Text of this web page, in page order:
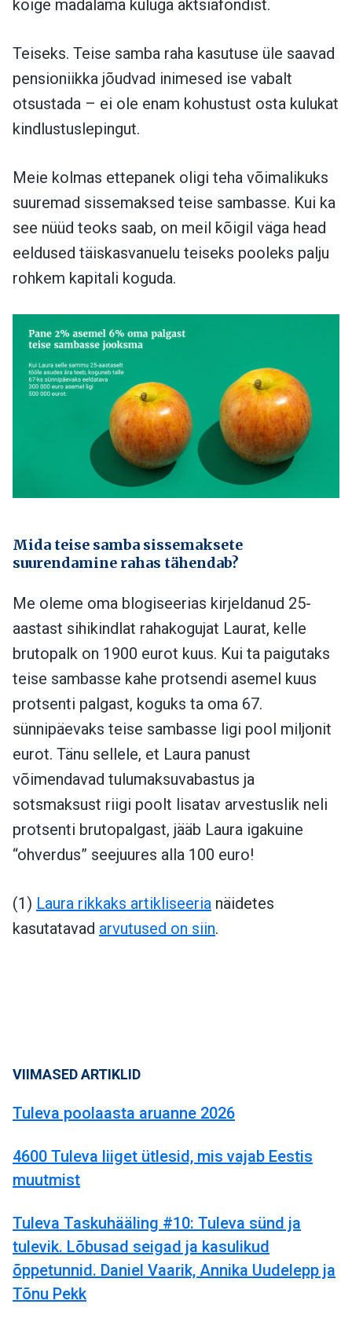
kõige madalama kuluga aktsiafondist.
Teiseks. Teise samba raha kasutuse üle saavad
pensioniikka jõudvad inimesed ise vabalt
otsustada – ei ole enam kohustust osta kulukat
kindlustuslepingut.
Meie kolmas ettepanek oligi teha võimalikuks
suuremad sissemaksed teise sambasse. Kui ka
see nüüd teoks saab, on meil kõigil väga head
eeldused täiskasvanuelu teiseks pooleks palju
rohkem kapitali koguda.
Mida teise samba sissemaksete
suurendamine rahas tähendab?
Me oleme oma blogiseerias kirjeldanud 25-
aastast sihikindlat rahakogujat Laurat, kelle
brutopalk on 1900 eurot kuus. Kui ta paigutaks
teise sambasse kahe protsendi asemel kuus
protsenti palgast, koguks ta oma 67.
sünnipäevaks teise sambasse ligi pool miljonit
eurot. Tänu sellele, et Laura panust
võimendavad tulumaksuvabastus ja
sotsmaksust riigi poolt lisatav arvestuslik neli
protsenti brutopalgast, jääb Laura igakuine
“ohverdus” seejuures alla 100 euro!
(1) Laura rikkaks artikliseeria näidetes
kasutatavad arvutused on siin.
VIIMASED ARTIKLID
Tuleva poolaasta aruanne 2026
4600 Tuleva liiget ütlesid, mis vajab Eestis
muutmist
Tuleva Taskuhääling #10: Tuleva sünd ja
tulevik. Lõbusad seigad ja kasulikud
õppetunnid. Daniel Vaarik, Annika Uudelepp ja
Tõnu Pekk